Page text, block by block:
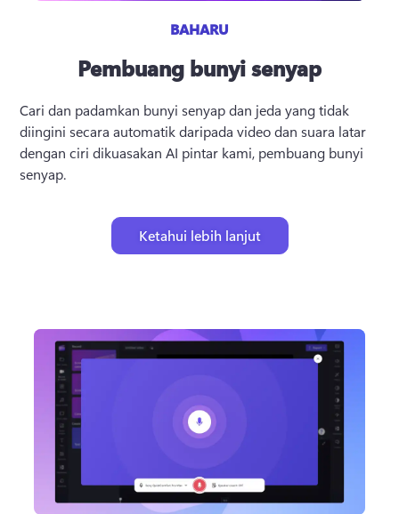
BAHARU
Pembuang bunyi senyap
Cari dan padamkan bunyi senyap dan jeda yang tidak
diingini secara automatik daripada video dan suara latar
dengan ciri dikuasakan AI pintar kami, pembuang bunyi
senyap.
Ketahui lebih lanjut